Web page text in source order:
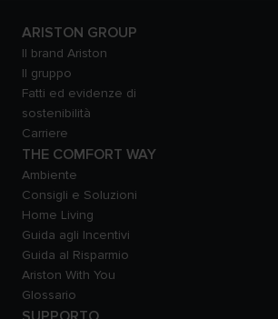
ARISTON GROUP
Il brand Ariston
Il gruppo
Fatti ed evidenze di
sostenibilità
Carriere
THE COMFORT WAY
Ambiente
Consigli e Soluzioni
Home Living
Guida agli Incentivi
Guida al Risparmio
Ariston With You
Glossario